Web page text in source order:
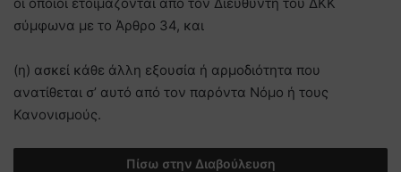
σύμφωνα με το Άρθρο 34, και
(η) ασκεί κάθε άλλη εξουσία ή αρμοδιότητα που
ανατίθεται σ’ αυτό από τον παρόντα Νόμο ή τους
Κανονισμούς.
Πίσω στην Διαβούλευση